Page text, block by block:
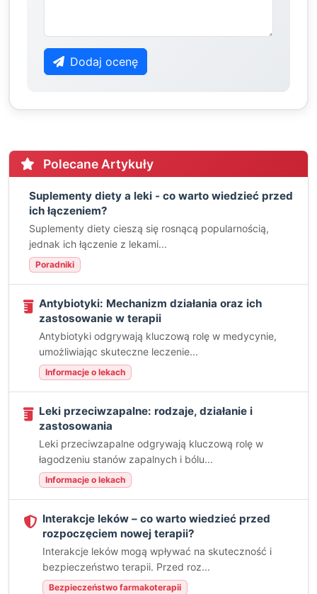
Dodaj ocenę
Polecane Artykuły
Suplementy diety a leki - co warto wiedzieć przed
ich łączeniem?
Suplementy diety cieszą się rosnącą popularnością,
jednak ich łączenie z lekami...
Poradniki
Antybiotyki: Mechanizm działania oraz ich
zastosowanie w terapii
Antybiotyki odgrywają kluczową rolę w medycynie,
umożliwiając skuteczne leczenie...
Informacje o lekach
Leki przeciwzapalne: rodzaje, działanie i
zastosowania
Leki przeciwzapalne odgrywają kluczową rolę w
łagodzeniu stanów zapalnych i bólu...
Informacje o lekach
Interakcje leków – co warto wiedzieć przed
rozpoczęciem nowej terapii?
Interakcje leków mogą wpływać na skuteczność i
bezpieczeństwo terapii. Przed roz...
Bezpieczeństwo farmakoterapii